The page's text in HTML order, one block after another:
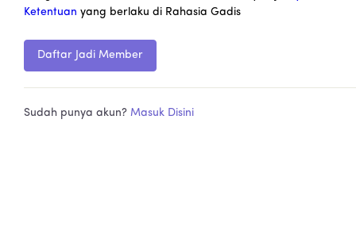
Ketentuan yang berlaku di Rahasia Gadis
Daftar Jadi Member
Sudah punya akun? Masuk Disini